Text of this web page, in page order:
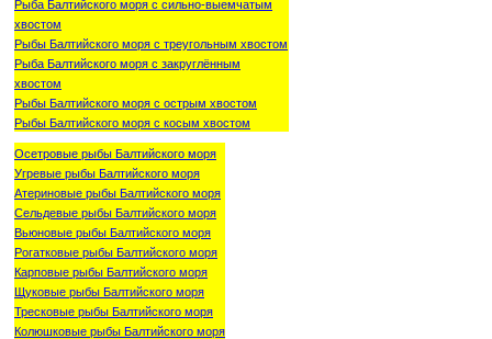
Рыба Балтийского моря с сильно-выемчатым
хвостом
Рыбы Балтийского моря с треугольным хвостом
Рыба Балтийского моря с закруглённым
хвостом
Рыбы Балтийского моря с острым хвостом
Рыбы Балтийского моря с косым хвостом
Осетровые рыбы Балтийского моря
Угревые рыбы Балтийского моря
Атериновые рыбы Балтийского моря
Сельдевые рыбы Балтийского моря
Вьюновые рыбы Балтийского моря
Рогатковые рыбы Балтийского моря
Карповые рыбы Балтийского моря
Щуковые рыбы Балтийского моря
Тресковые рыбы Балтийского моря
Колюшковые рыбы Балтийского моря